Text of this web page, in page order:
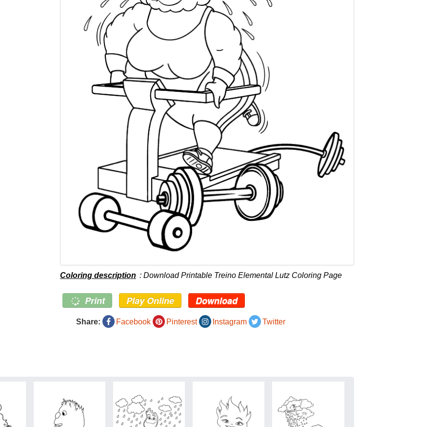
Coloring description : Download Printable Treino Elemental Lutz Coloring Page
Print Play Online Download
Share: Facebook Pinterest Instagram Twitter